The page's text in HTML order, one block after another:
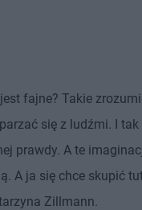
fajne? Takie
się z ludźmi. I
prawdy. A te
A ja się chce skupić
Zillmann.